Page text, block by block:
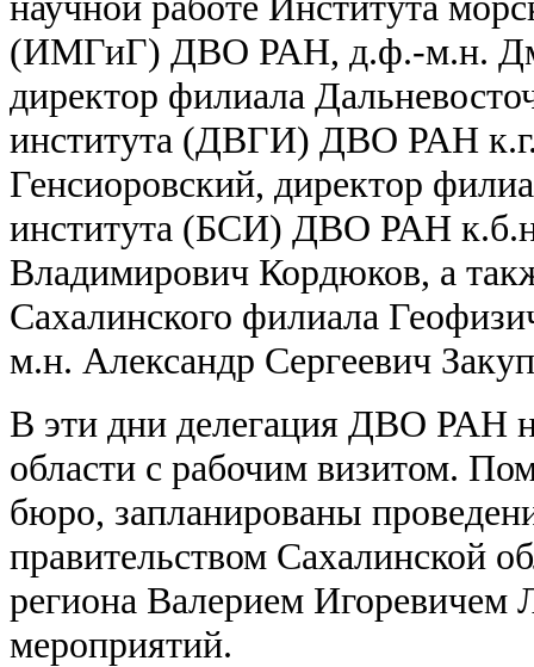
(ИМГиГ) ДВО РАН, д.ф.-м.н.
директор филиала
института (ДВГИ) ДВО РАН
Генсиоровский, директор
института (БСИ) ДВО РАН
Владимирович Кордюков, а
Сахалинского филиала
м.н. Александр Сергеевич
В эти дни делегация ДВО РАН
области с рабочим визитом.
бюро, запланированы
правительством Сахалинской
региона Валерием Игоревичем
мероприятий.